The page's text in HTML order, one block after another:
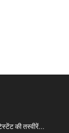
की तस्वीरें...